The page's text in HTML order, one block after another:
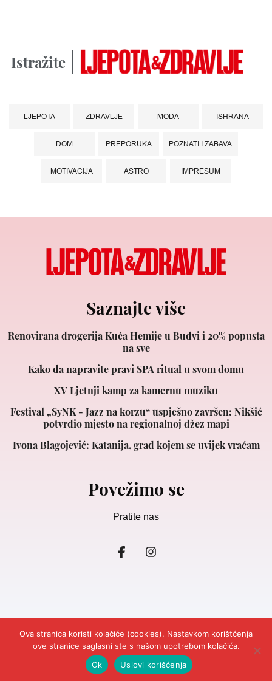
Istražite
LJEPOTA ZDRAVLJE MODA ISHRANA
DOM PREPORUKA POZNATI I ZABAVA
MOTIVACIJA ASTRO IMPRESUM
Saznajte više
Renovirana drogerija Kuća Hemije u Budvi i 20% popusta
na sve
Kako da napravite pravi SPA ritual u svom domu
XV Ljetnji kamp za kamernu muziku
Festival „SyNK - Jazz na korzu“ uspješno završen: Nikšić
potvrdio mjesto na regionalnoj džez mapi
Ivona Blagojević: Katanija, grad kojem se uvijek vraćam
Povežimo se
Pratite nas
© 2026Ljepota&Zdravlje Crna Gora.Design and DevelopmentCubes.
Marketing Kontakt Odricanje odgovornosti
Ova stranica koristi kolačiće (cookies). Nastavkom korištćenja
ove stranice saglasni ste s našom upotrebom kolačića.
Ok
Uslovi korišćenja